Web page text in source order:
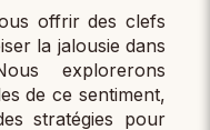
offrir des clefs
la jalousie dans
explorerons
de ce sentiment,
stratégies pour